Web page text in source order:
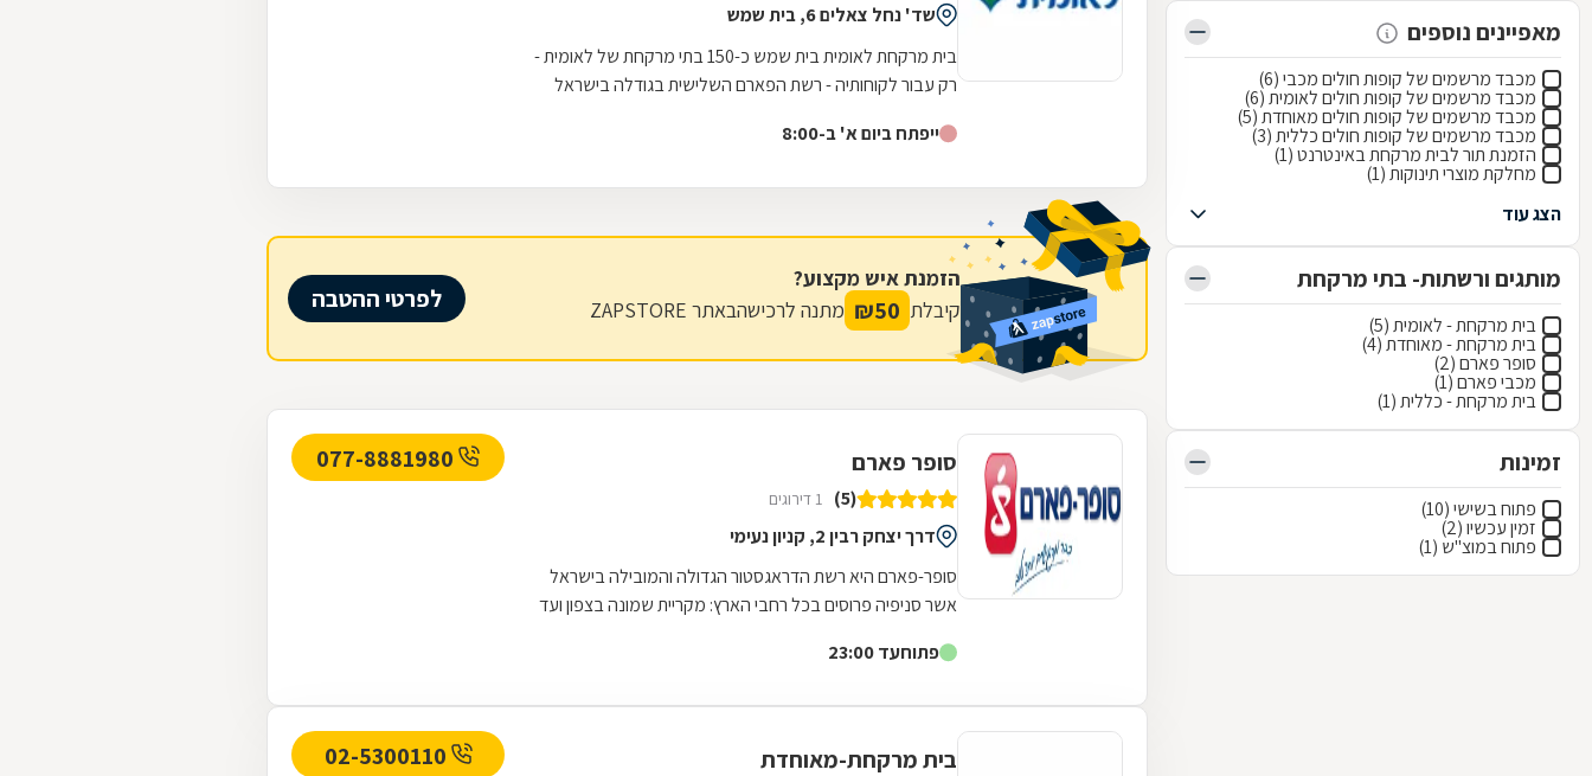
מאפיינים נוספים
מכבד מרשמים של קופות חולים מכבי (6)
מכבד מרשמים של קופות חולים לאומית (6)
מכבד מרשמים של קופות חולים מאוחדת (5)
מכבד מרשמים של קופות חולים כללית (3)
הזמנת תור לבית מרקחת באינטרנט (1)
מחלקת מוצרי תינוקות (1)
הצג עוד
מותגים ורשתות- בתי מרקחת
בית מרקחת - לאומית (5)
בית מרקחת - מאוחדת (4)
סופר פארם (2)
מכבי פארם (1)
בית מרקחת - כללית (1)
זמינות
פתוח בשישי (10)
זמין עכשיו (2)
פתוח במוצ"ש (1)
שד' נחל צאלים 6, בית שמש
בית מרקחת לאומית בית שמש כ-150 בתי מרקחת של לאומית -
רק עבור לקוחותיה - רשת הפארם השלישית בגודלה בישראל
ייפתח ביום א' ב-8:00
הזמנת איש מקצוע?
קיבלת 50
₪ מתנה לרכישהבאתר ZAPSTORE לפרטי ההטבה
סופר פארם
(5) 1 דירוגים
דרך יצחק רבין 2, קניון נעימי
סופר-פארם היא רשת הדראגסטור הגדולה והמובילה בישראל
אשר סניפיה פרוסים בכל רחבי הארץ: מקריית שמונה בצפון ועד
פתוחעד 23:00
בית מרקחת-מאוחדת